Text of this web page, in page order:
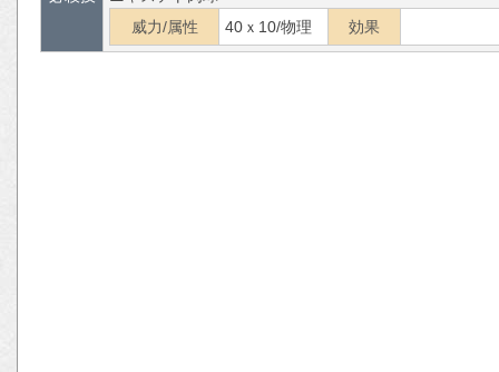
威力/属性
40ｘ10/物理 効果